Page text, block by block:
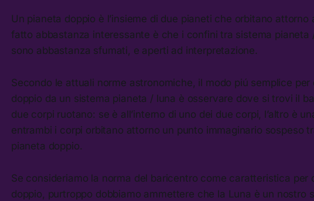
Un pianeta doppio è l’insieme di due pianeti che orbitano attorno
fatto abbastanza interessante è che i confini tra sistema pianeta
sono abbastanza sfumati, e aperti ad interpretazione.
Secondo le attuali norme astronomiche, il modo piú semplice
doppio da un sistema pianeta / luna è osservare dove si trovi il
due corpi ruotano: se è all’interno di uno dei due corpi, l’altro è
entrambi i corpi orbitano attorno un punto immaginario sospeso
pianeta doppio.
Se consideriamo la norma del baricentro come caratteristica per
doppio, purtroppo dobbiamo ammettere che la Luna è un